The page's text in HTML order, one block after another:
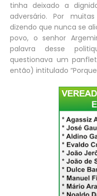
tinha deixado a
adversário. Por
dizendo que nunca se
povo, o senhor
palavra desse
questionava um
então) intitulado